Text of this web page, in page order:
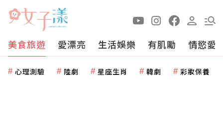
美食旅遊 愛漂亮 生活娛樂 有肌勵 情慾愛
心理測驗 陸劇 星座生肖 韓劇 彩妝保養